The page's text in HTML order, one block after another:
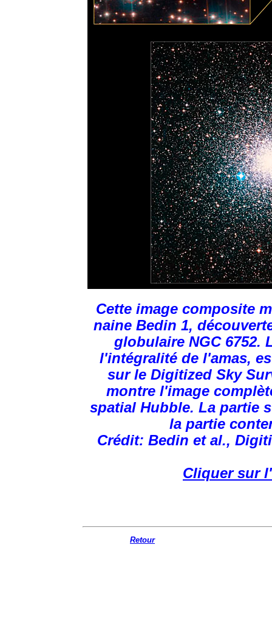
Cette image composite
naine Bedin 1,
globulaire NGC 6752.
l'intégralité de l'amas,
sur le Digitized Sky
montre l'image
spatial Hubble. La partie
la partie
Crédit: Bedin et al.,
Cliquer sur
Retour